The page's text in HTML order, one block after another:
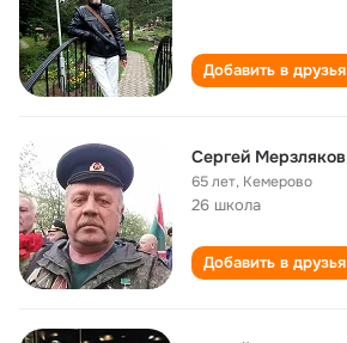
Добавить в друзья
Сергей Мерзляков
65 лет, Кемерово
26 школа
Добавить в друзья